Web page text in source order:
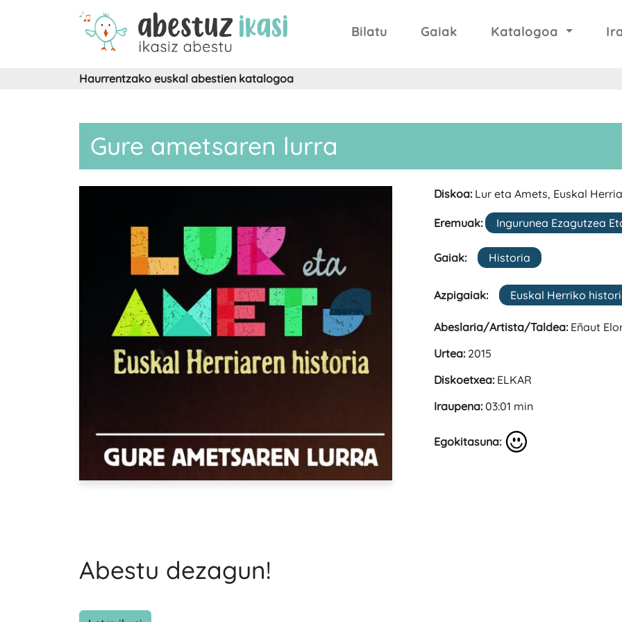
Bilatu Gaiak Katalogoa
Haurrentzako euskal abestien katalogoa
Gure ametsaren lurra
Diskoa:Lur eta Amets, Euskal
Eremuak: Ingurunea Ezagutzea
Gaiak: Historia
Azpigaiak: Euskal Herriko
Abeslaria/Artista/Taldea:Eñaut
Urtea:2015
Diskoetxea:ELKAR
Iraupena:03:01 min
Egokitasuna:
Abestu dezagun!